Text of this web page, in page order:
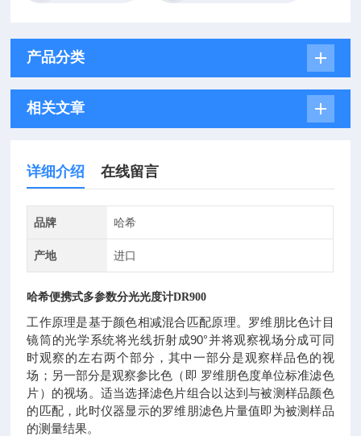
产品分类
相关文章
详细介绍 在线留言
品牌 哈希
产地 进口
哈希便携式多参数分光光度计DR900
工作原理是基于颜色相减混合匹配原理。罗维朋比色计目
镜筒的光学系统将光线折射成90°并将观察视场分成可同
时观察的左右两个部分，其中一部分是观察样品色的视
场；另一部分是观察参比色（即 罗维朋色度单位标准滤色
片）的视场。适当选择滤色片组合以达到与被测样品颜色
的匹配，此时仪器显示的罗维朋滤色片量值即为被测样品
的测量结果。